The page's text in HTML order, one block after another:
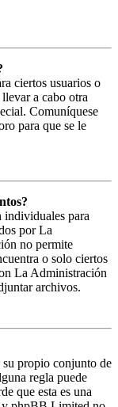
ciertos usuarios o
a cabo otra
Comuníquese
para que se le
individuales para
por La
no permite
o solo ciertos
La Administración
archivos.
propio conjunto de
regla puede
que esta es una